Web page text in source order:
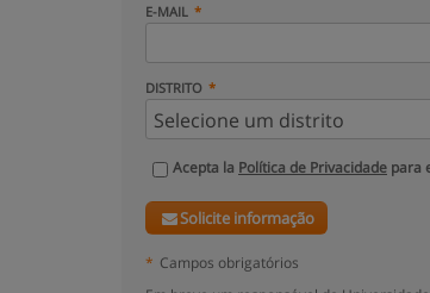
E-MAIL
DISTRITO
Acepta la Política de Privacidade para
Solicite informação
* Campos obrigatórios